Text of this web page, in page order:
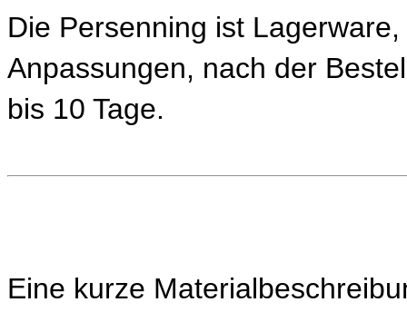
Die Persenning ist
Anpassungen, nach der
bis 10 Tage.
Eine kurze